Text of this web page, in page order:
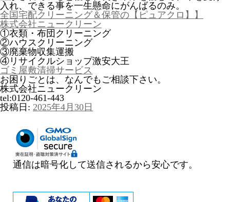
入れ、できる事を一生懸命にがんばるのみ。
全国宅配クリーニング＆保管の【ピュアクロ】】
株式会社ニュークリーン
①衣類・布団クリーニング
②ハウスクリーニング
③廃棄物収集運搬
④リサイクルショップ激安大王
ゴミ屋敷清掃サービス
お困りごとは、なんでもご相談下さい。
株式会社ニュークリーン
tel:0120-461-443
投稿日: 2025年4月30日
通信は暗号化して送信されるから安心です。